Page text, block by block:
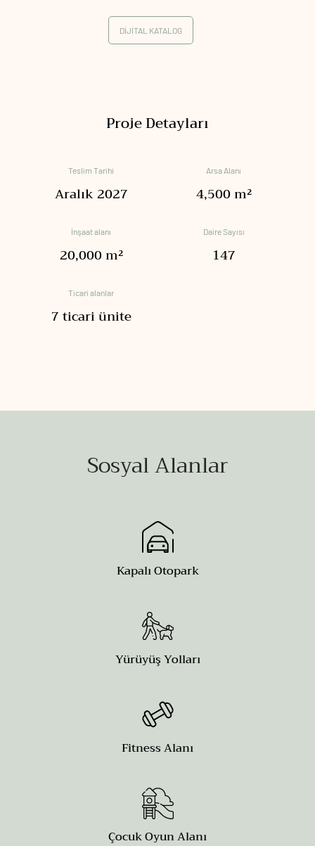
DİJİTAL KATALOG
Proje Detayları
Teslim Tarihi
Aralık 2027
Arsa Alanı
4,500 m²
İnşaat alanı
20,000 m²
Daire Sayısı
147
Ticari alanlar
7 ticari ünite
Sosyal Alanlar
Kapalı Otopark
Yürüyüş Yolları
Fitness Alanı
Çocuk Oyun Alanı